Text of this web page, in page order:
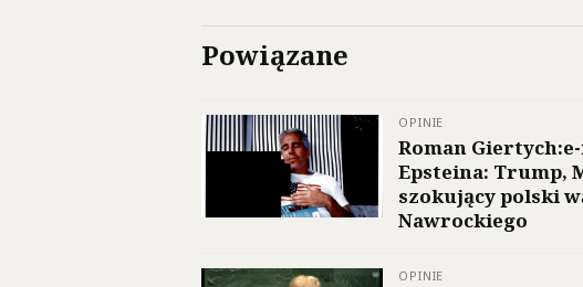
Powiązane
OPINIE
Roman
Epsteina: Trump,
szokujący polski
Nawrockiego
OPINIE